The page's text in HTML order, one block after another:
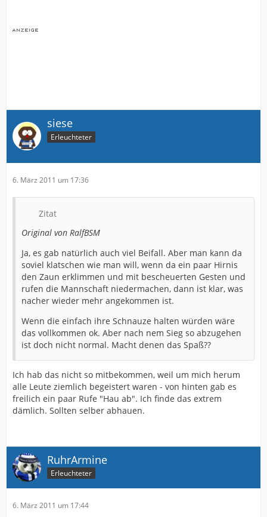
siese
Erleuchteter
6. März 2011 um 17:36
Zitat
Original von RalfBSM
Ja, es gab natürlich auch viel Beifall. Aber man kann da
soviel klatschen wie man will, wenn da ein paar Hirnis
den Zaun erklimmen und mit bescheuerten Gesten und
rufen die Mannschaft niedermachen, dann ist klar, was
nacher wieder mehr angekommen ist.
Wenn die einfach ihre Schnauze halten würden wäre
das vollkommen ok. Aber nach nem Sieg so abzugehen
ist doch nicht normal. Macht denen das Spaß??
Ich hab das nicht so mitbekommen, weil um mich herum
alle Leute ziemlich begeistert waren - von hinten gab es
freilich ein paar Rufe "Hau ab". Ich finde das extrem
dämlich. Sollten selber abhauen.
RuhrArmine
Erleuchteter
6. März 2011 um 17:44